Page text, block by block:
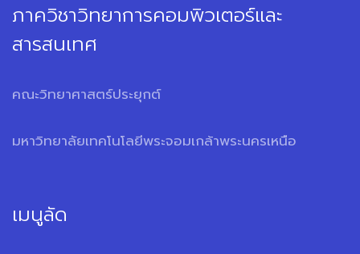
ภาควิชาวิทยาการคอมพิวเตอร์และ
สารสนเทศ
คณะวิทยาศาสตร์ประยุกต์
มหาวิทยาลัยเทคโนโลยีพระจอมเกล้าพระนครเหนือ
เมนูลัด